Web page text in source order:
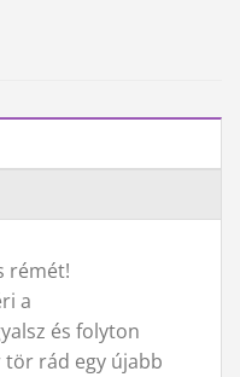
rémét!
a
és folyton
tör rád egy újabb